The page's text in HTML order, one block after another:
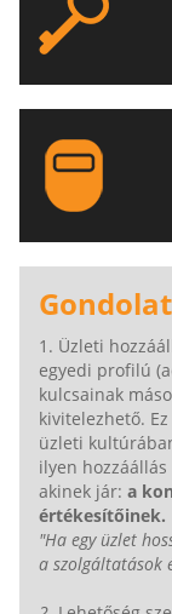
1. Üzleti
egyedi profilú
kulcsainak
kivitelezhető.
üzleti
ilyen
akinek jár: a
értékesítőinek.
"Ha egy üzlet
a szolgáltatások